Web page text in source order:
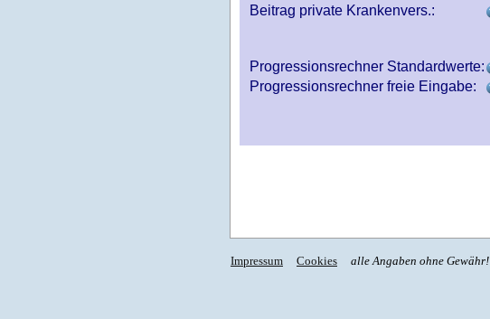
Beitrag private Krankenvers.:
Progressionsrechner Standardwerte:
Progressionsrechner freie Eingabe:
Impressum Cookies alle Angaben ohne Gewähr!